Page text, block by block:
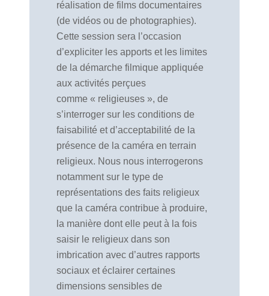
réalisation de films documentaires
(de vidéos ou de photographies).
Cette session sera l’occasion
d’expliciter les apports et les limites
de la démarche filmique appliquée
aux activités perçues
comme « religieuses », de
s’interroger sur les conditions de
faisabilité et d’acceptabilité de la
présence de la caméra en terrain
religieux. Nous nous interrogerons
notamment sur le type de
représentations des faits religieux
que la caméra contribue à produire,
la manière dont elle peut à la fois
saisir le religieux dans son
imbrication avec d’autres rapports
sociaux et éclairer certaines
dimensions sensibles de